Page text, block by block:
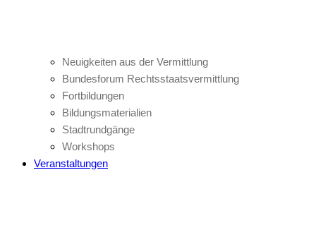
Neuigkeiten aus der Vermittlung
Bundesforum Rechtsstaatsvermittlung
Fortbildungen
Bildungsmaterialien
Stadtrundgänge
Workshops
Veranstaltungen